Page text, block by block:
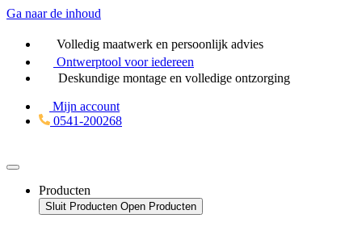
Ga naar de inhoud
Volledig maatwerk en persoonlijk advies
Ontwerptool voor iedereen
Deskundige montage en volledige ontzorging
Mijn account
0541-200268
Producten
Sluit Producten Open Producten